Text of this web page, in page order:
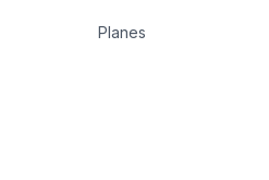
Planes